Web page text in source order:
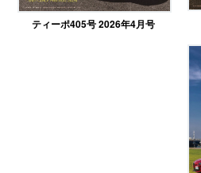
ティーポ405号 2026年4月号